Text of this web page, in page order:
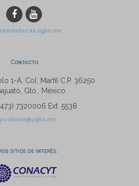
Contacto
1-A, Col. Marfil C.P. 36250
Gto., México
7320006 Ext. 5538
sitios de interés: